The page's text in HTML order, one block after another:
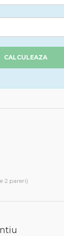
CALCULEAZA
2 pareri)